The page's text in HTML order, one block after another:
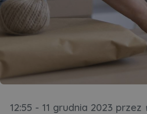
12:55 - 11 grudnia 2023 przez